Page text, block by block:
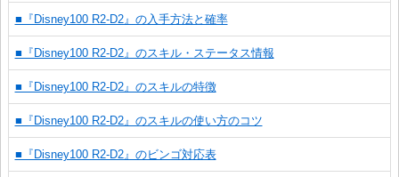
■『Disney100 R2-D2』の入手方法と確率
■『Disney100 R2-D2』のスキル・ステータス情報
■『Disney100 R2-D2』のスキルの特徴
■『Disney100 R2-D2』のスキルの使い方のコツ
■『Disney100 R2-D2』のビンゴ対応表